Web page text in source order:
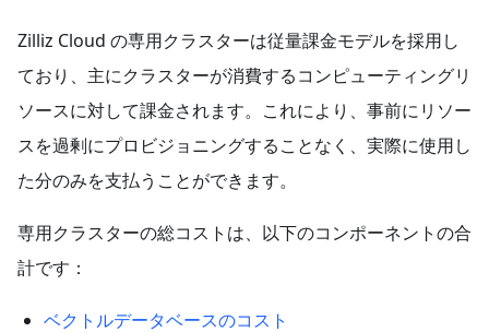
Zilliz Cloud の専用クラスターは従量課金モデルを採用し
ており、主にクラスターが消費するコンピューティングリ
ソースに対して課金されます。これにより、事前にリソー
スを過剰にプロビジョニングすることなく、実際に使用し
た分のみを支払うことができます。
専用クラスターの総コストは、以下のコンポーネントの合
計です：
ベクトルデータベースのコスト